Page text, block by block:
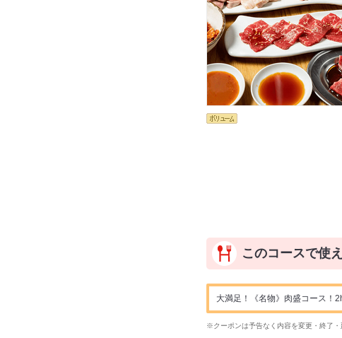
このコースで使
大満足！《名物》肉盛コース！
※クーポンは予告なく内容を変更・終了・